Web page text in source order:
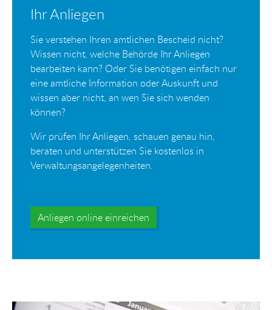
Ihr Anliegen
Sie verstehen Ihren amtlichen Bescheid nicht?
Wissen nicht, welche Behörde Ihr Anliegen
bearbeiten kann? Oder Sie benötigen einfach nur
eine amtliche Information oder Auskunft und
wissen aber nicht, an wen Sie sich wenden
können?
Wir prüfen Ihr Anliegen, schauen genau hin,
beraten und unterstützen Sie kostenlos in
Verwaltungsangelegenheiten.
Anliegen online einreichen